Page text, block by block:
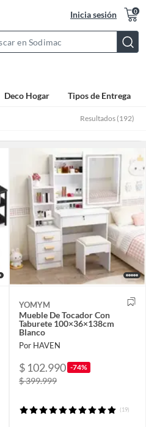
Inicia sesión 0
Bar
Deco Hogar Tipos de Entrega
Resultados (192)
YOMYM
Mueble De Tocador Con
Taburete 100×36×138cm
Blanco
Por HAVEN
$ 102.990 -74%
$ 399.999
(19)